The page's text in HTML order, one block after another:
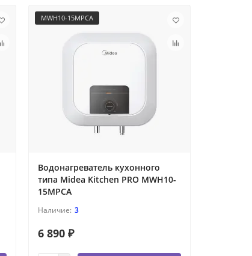
MWH10-15MPCA
Водонагреватель кухонного
типа Midea Kitchen PRO MWH10-
15MPCA
3
6 890 ₽